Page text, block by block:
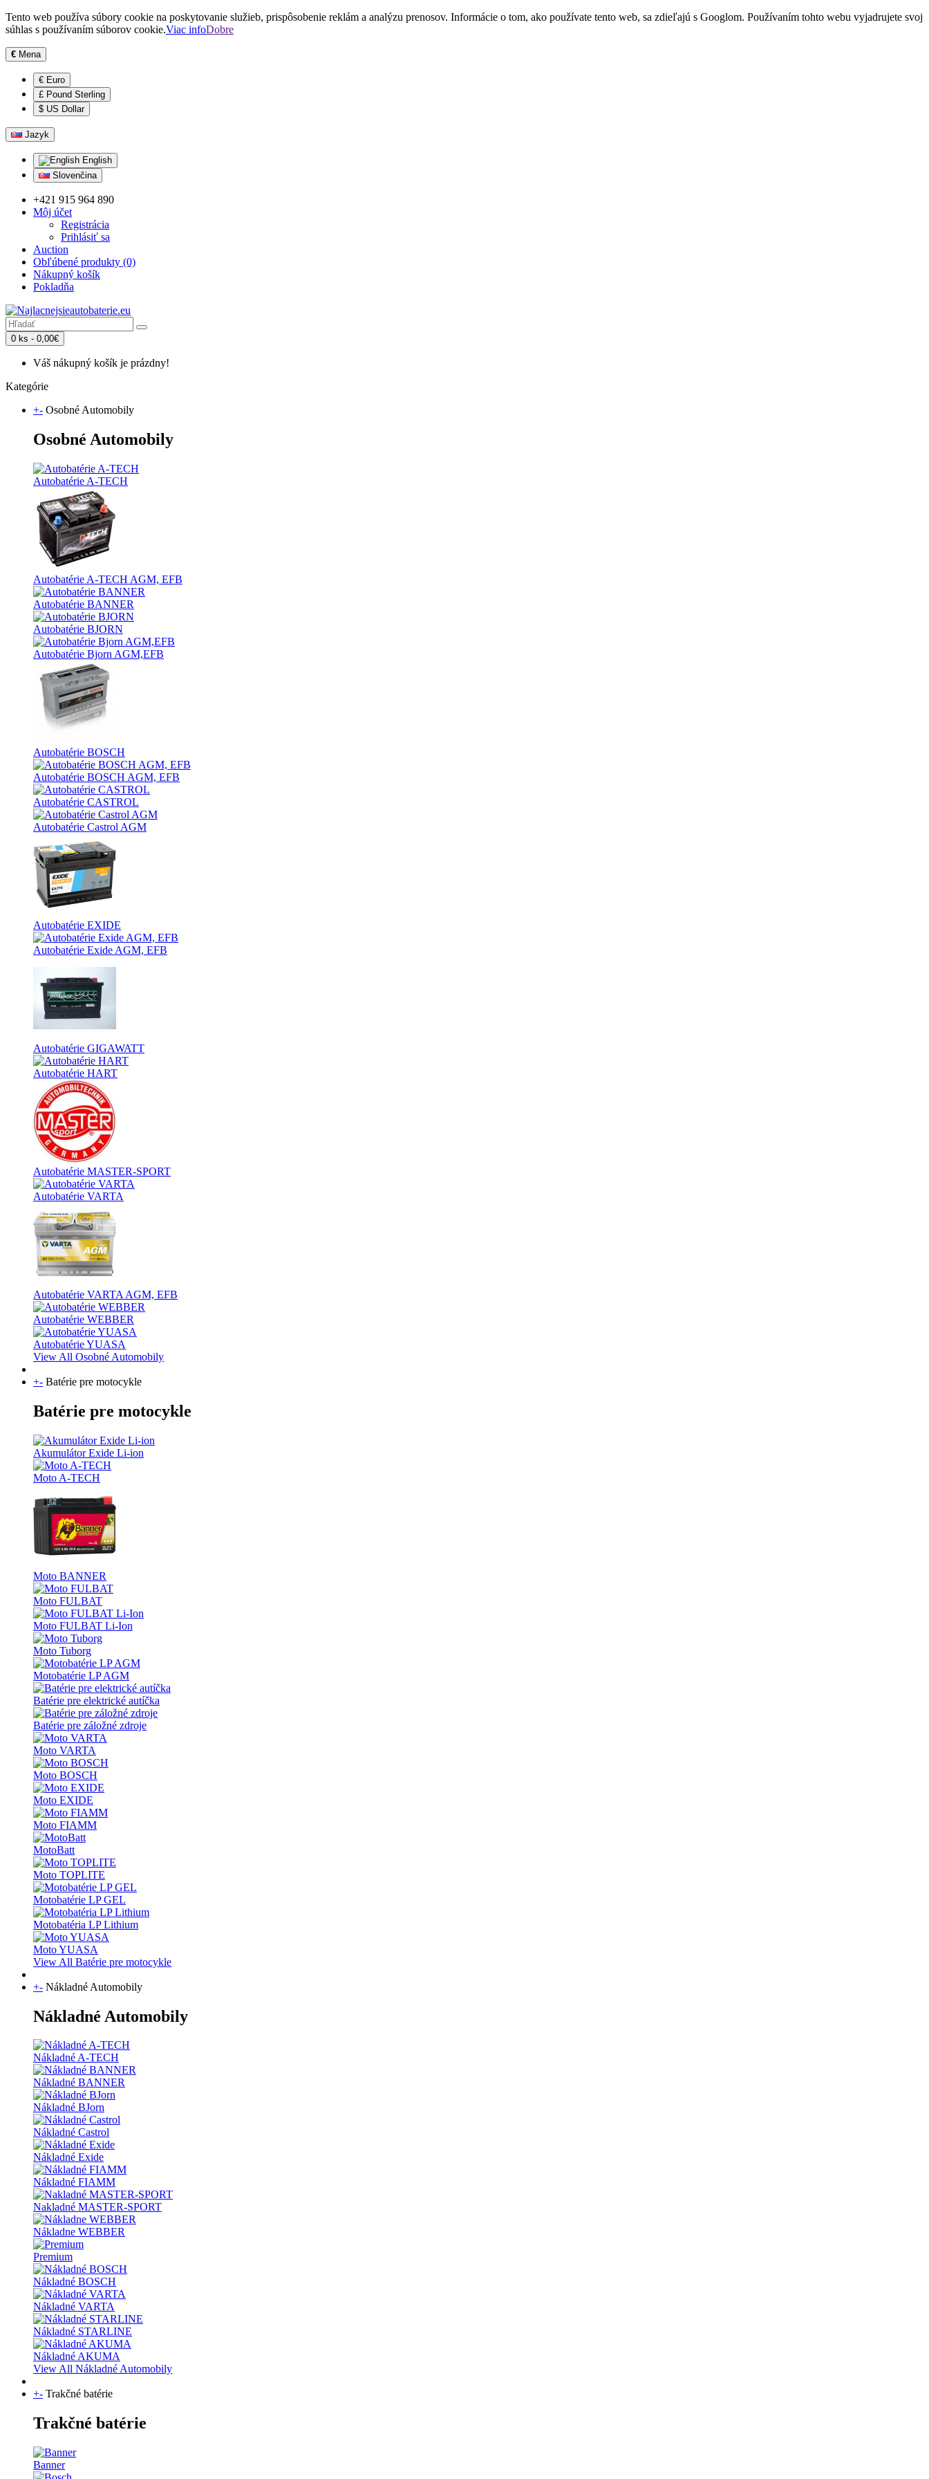
Tento web používa súbory cookie na poskytovanie služieb, prispôsobenie reklám a analýzu prenosov. Informácie o tom, ako používate tento web, sa zdieľajú s Googlom. Používaním tohto webu vyjadrujete svoj
súhlas s používaním súborov cookie.Viac infoDobre
€ Mena
€ Euro
£ Pound Sterling
$ US Dollar
Jazyk
English
Slovenčina
+421 915 964 890
Môj účet
Registrácia
Prihlásiť sa
Auction
Obľúbené produkty (0)
Nákupný košík
Pokladňa
0 ks - 0,00€
Váš nákupný košík je prázdny!
Kategórie
+- Osobné Automobily
Osobné Automobily
Autobatérie A-TECH
Autobatérie A-TECH AGM, EFB
Autobatérie BANNER
Autobatérie BJORN
Autobatérie Bjorn AGM,EFB
Autobatérie BOSCH
Autobatérie BOSCH AGM, EFB
Autobatérie CASTROL
Autobatérie Castrol AGM
Autobatérie EXIDE
Autobatérie Exide AGM, EFB
Autobatérie GIGAWATT
Autobatérie HART
Autobatérie MASTER-SPORT
Autobatérie VARTA
Autobatérie VARTA AGM, EFB
Autobatérie WEBBER
Autobatérie YUASA
View All Osobné Automobily
+- Batérie pre motocykle
Batérie pre motocykle
Akumulátor Exide Li-ion
Moto A-TECH
Moto BANNER
Moto FULBAT
Moto FULBAT Li-Ion
Moto Tuborg
Motobatérie LP AGM
Batérie pre elektrické autíčka
Batérie pre záložné zdroje
Moto VARTA
Moto BOSCH
Moto EXIDE
Moto FIAMM
MotoBatt
Moto TOPLITE
Motobatérie LP GEL
Motobatéria LP Lithium
Moto YUASA
View All Batérie pre motocykle
+- Nákladné Automobily
Nákladné Automobily
Nákladné A-TECH
Nákladné BANNER
Nákladné BJorn
Nákladné Castrol
Nákladné Exide
Nákladné FIAMM
Nakladné MASTER-SPORT
Nákladne WEBBER
Premium
Nákladné BOSCH
Nákladné VARTA
Nákladné STARLINE
Nákladné AKUMA
View All Nákladné Automobily
+- Trakčné batérie
Trakčné batérie
Banner